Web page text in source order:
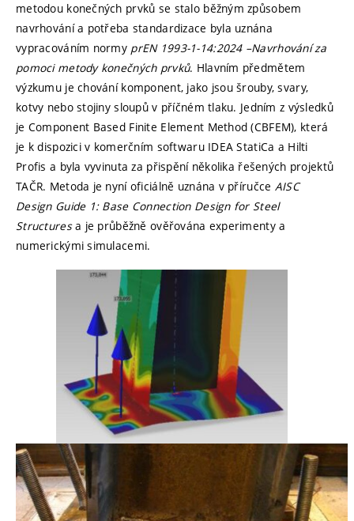
metodou konečných prvků se stalo běžným způsobem
navrhování a potřeba standardizace byla uznána
vypracováním normy prEN 1993-1-14:2024 –Navrhování za
pomoci metody konečných prvků. Hlavním předmětem
výzkumu je chování komponent, jako jsou šrouby, svary,
kotvy nebo stojiny sloupů v příčném tlaku. Jedním z výsledků
je Component Based Finite Element Method (CBFEM), která
je k dispozici v komerčním softwaru IDEA StatiCa a Hilti
Profis a byla vyvinuta za přispění několika řešených projektů
TAČR. Metoda je nyní oficiálně uznána v příručce AISC
Design Guide 1: Base Connection Design for Steel
Structuresa je průběžně ověřována experimenty a
numerickými simulacemi.